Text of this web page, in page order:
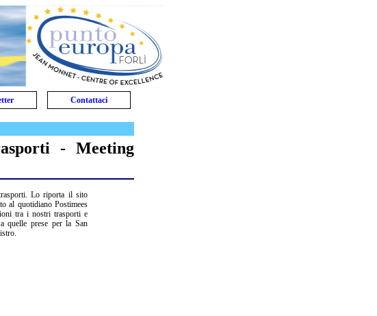
Contattaci
- Meeting
Lo riporta il sito
al quotidiano Postimees
tra i nostri trasporti e
quelle prese per la San